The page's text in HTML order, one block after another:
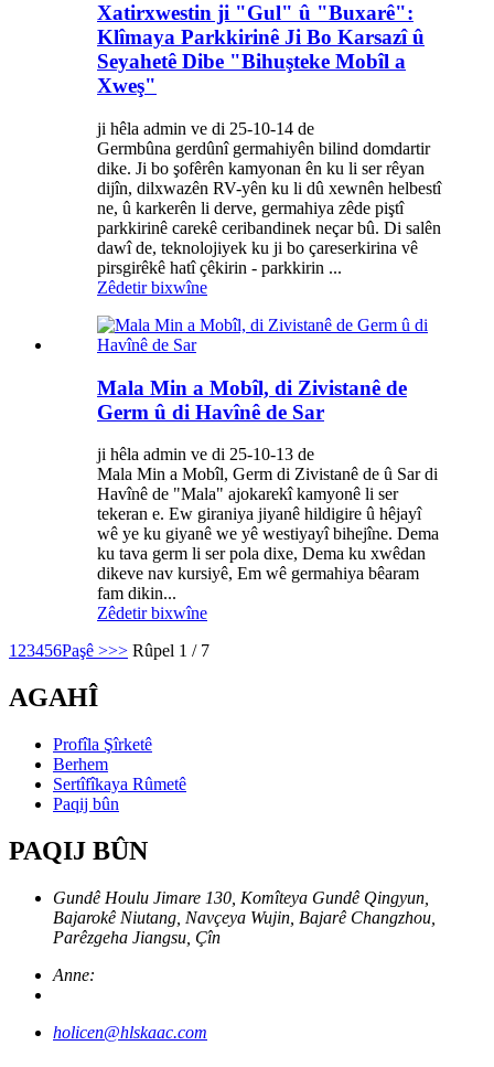
Xatirxwestin ji "Gul" û "Buxarê":
Klîmaya Parkkirinê Ji Bo Karsazî û
Seyahetê Dibe "Bihuşteke Mobîl a
Xweş"
ji hêla admin ve di 25-10-14 de
Germbûna gerdûnî germahiyên bilind domdartir
dike. Ji bo şofêrên kamyonan ên ku li ser rêyan
dijîn, dilxwazên RV-yên ku li dû xewnên helbestî
ne, û karkerên li derve, germahiya zêde piştî
parkkirinê carekê ceribandinek neçar bû. Di salên
dawî de, teknolojiyek ku ji bo çareserkirina vê
pirsgirêkê hatî çêkirin - parkkirin ...
Zêdetir bixwîne
Mala Min a Mobîl, di Zivistanê de
Germ û di Havînê de Sar
ji hêla admin ve di 25-10-13 de
Mala Min a Mobîl, Germ di Zivistanê de û Sar di
Havînê de "Mala" ajokarekî kamyonê li ser
tekeran e. Ew giraniya jiyanê hildigire û hêjayî
wê ye ku giyanê we yê westiyayî bihejîne. Dema
ku tava germ li ser pola dixe, Dema ku xwêdan
dikeve nav kursiyê, Em wê germahiya bêaram
fam dikin...
Zêdetir bixwîne
1 23456Paşê >>> Rûpel 1 / 7
AGAHÎ
Profîla Şîrketê
Berhem
Sertîfîkaya Rûmetê
Paqij bûn
PAQIJ BÛN
Gundê Houlu Jimare 130, Komîteya Gundê Qingyun,
Bajarokê Niutang, Navçeya Wujin, Bajarê Changzhou,
Parêzgeha Jiangsu, Çîn
Anne:
holicen@hlskaac.com